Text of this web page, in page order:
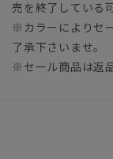
売を終了している
※カラーによりセ
了承下さいませ。
※セール商品は返